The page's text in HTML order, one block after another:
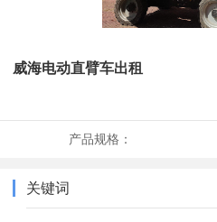
威海电动直臂车出租
产品规格：
关键词